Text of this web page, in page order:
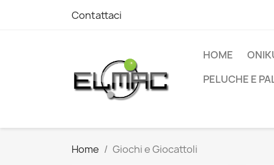
Contattaci
HOME
PELUCHE E
Home Giochi e Giocattoli